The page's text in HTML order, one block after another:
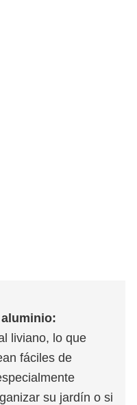
aluminio:
liviano, lo que
fáciles de
su jardín o si